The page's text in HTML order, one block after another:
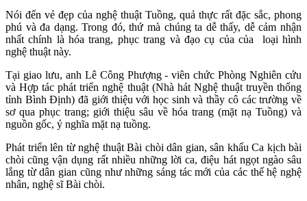
Nói đến vẻ đẹp của nghệ thuật Tuồng, quả thực rất đặc sắc, phong
phú và đa dạng. Trong đó, thứ mà chúng ta dễ thấy, dễ cảm nhận
nhất chính là hóa trang, phục trang và đạo cụ của của loại hình
nghệ thuật này.
Tại giao lưu, anh Lê Công Phượng - viên chức Phòng Nghiên cứu
và Hợp tác phát triển nghệ thuật (Nhà hát Nghệ thuật truyền thống
tỉnh Bình Định) đã giới thiệu với học sinh và thầy cô các trường về
sơ qua phục trang; giới thiệu sâu về hóa trang (mặt nạ Tuồng) và
nguồn gốc, ý nghĩa mặt nạ tuồng.
Phát triển lên từ nghệ thuật Bài chòi dân gian, sân khấu Ca kịch bài
chòi cũng vận dụng rất nhiều những lời ca, điệu hát ngọt ngào sâu
lắng từ dân gian cũng như những sáng tác mới của các thế hệ nghệ
nhân, nghệ sĩ Bài chòi.